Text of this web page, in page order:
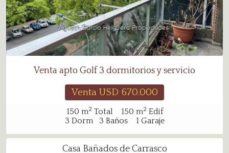
Venta apto Golf 3 dormitorios y servicio
Venta USD 670.000
150 m2 Total 150 m2 Edif
3 Dorm 3 Baños 1Garaje
Casa Bañados de Carrasco